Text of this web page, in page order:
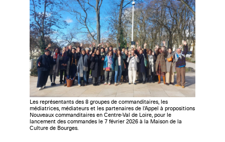
Les représentants des 8 groupes de commanditaires, les
médiatrices, médiateurs et les partenaires de l'Appel à propositions
Nouveaux commanditaires en Centre-Val de Loire, pour le
lancement des commandes le 7 février 2026 à la Maison de la
Culture de Bourges.